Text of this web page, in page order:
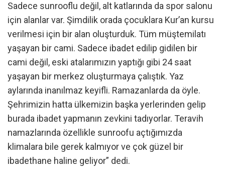
Sadece sunrooflu değil, alt katlarında da spor salonu
için alanlar var. Şimdilik orada çocuklara Kur’an kursu
verilmesi için bir alan oluşturduk. Tüm müştemilatı
yaşayan bir cami. Sadece ibadet edilip gidilen bir
cami değil, eski atalarımızın yaptığı gibi 24 saat
yaşayan bir merkez oluşturmaya çalıştık. Yaz
aylarında inanılmaz keyifli. Ramazanlarda da öyle.
Şehrimizin hatta ülkemizin başka yerlerinden gelip
burada ibadet yapmanın zevkini tadıyorlar. Teravih
namazlarında özellikle sunroofu açtığımızda
klimalara bile gerek kalmıyor ve çok güzel bir
ibadethane haline geliyor” dedi.